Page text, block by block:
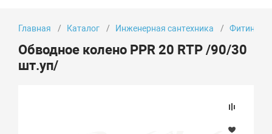
Главная Каталог Инженерная сантехника Фитинги
Обводное колено PPR 20 RTP /90/30
шт.уп/